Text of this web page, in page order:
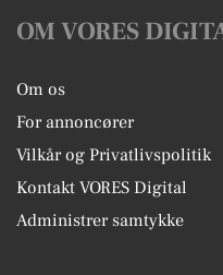
OM VORES
Om os
For annoncører
Vilkår og Privatlivspolitik
Kontakt VORES Digital
Administrer samtykke